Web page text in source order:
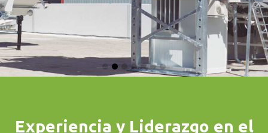
Experiencia y Liderazgo en el